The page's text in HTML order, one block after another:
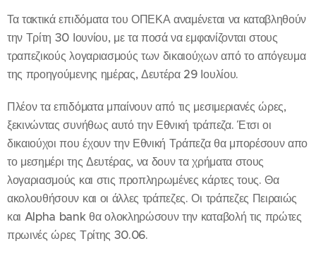
Τα τακτικά επιδόματα του ΟΠΕΚΑ αναμένεται να καταβληθούν
την Τρίτη 30 Ιουνίου, με τα ποσά να εμφανίζονται στους
τραπεζικούς λογαριασμούς των δικαιούχων από το απόγευμα
της προηγούμενης ημέρας, Δευτέρα 29 Ιουλίου.
Πλέον τα επιδόματα μπαίνουν από τις μεσιμεριανές ώρες,
ξεκινώντας συνήθως αυτό την Εθνική τράπεζα. Έτσι οι
δικαιούχοι που έχουν την Εθνική Τράπεζα θα μπορέσουν απο
το μεσημέρι της Δευτέρας, να δουν τα χρήματα στους
λογαριασμούς και στις προπληρωμένες κάρτες τους. Θα
ακολουθήσουν και οι άλλες τράπεζες. Οι τράπεζες Πειραιώς
και Alpha bank θα ολοκληρώσουν την καταβολή τις πρώτες
πρωινές ώρες Τρίτης 30.06.